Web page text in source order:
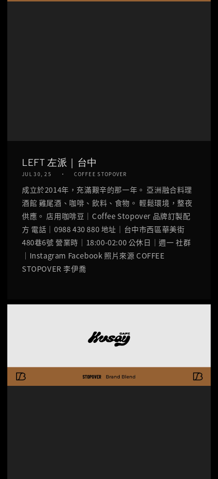
LEFT 左派｜台中
JUL 30, 25 COFFEE STOPOVER
成立於2014年，充滿艱辛的那一年。 亞洲融合料理
酒館 雞尾酒、咖啡、飲料、食物。 輕鬆環境，整夜
供應。 店用咖啡豆｜Coffee Stopover 品牌訂製配
方 電話｜0988 430 880 地址｜台中市西區華美街
480巷6號 營業時｜18:00-02:00 公休日｜週一 社群
｜Instagram Facebook 照片來源 COFFEE
STOPOVER 李伊喬